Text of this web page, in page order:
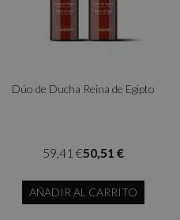
Dúo de Ducha Reina de Egipto
50,51 €
59,41 €
AÑADIR AL CARRITO